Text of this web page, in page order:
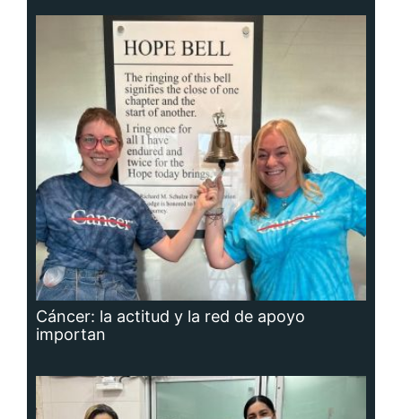
Cáncer: la actitud y la red de apoyo
importan